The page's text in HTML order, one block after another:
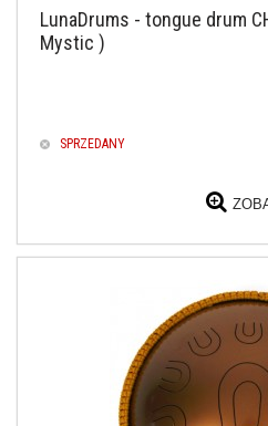
LunaDrums - tongue drum
Mystic )
SPRZEDANY